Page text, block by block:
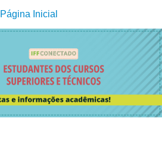
Página Inicial